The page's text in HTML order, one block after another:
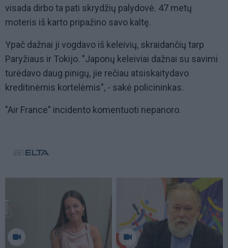
visada dirbo ta pati skrydžių palydovė. 47 metų
moteris iš karto pripažino savo kaltę.
Ypač dažnai ji vogdavo iš keleivių, skraidančių tarp
Paryžiaus ir Tokijo. "Japonų keleiviai dažnai su savimi
turėdavo daug pinigų, jie rečiau atsiskaitydavo
kreditinėmis kortelėmis", - sakė policininkas.
"Air France" incidento komentuoti nepanoro.